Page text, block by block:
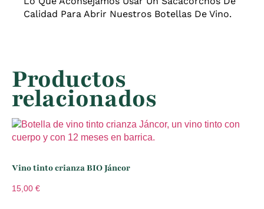
Calidad Para Abrir Nuestros Botellas De Vino.
Productos
relacionados
Vino tinto crianza BIO Jáncor
15,00 €